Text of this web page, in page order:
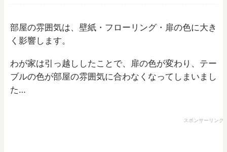
部屋の雰囲気は、壁紙・フローリング・扉の色に大き
く影響します。
わが家は引っ越ししたことで、扉の色が変わり、テー
ブルの色が部屋の雰囲気に合わなくなってしまいまし
た…
スポンサーリンク